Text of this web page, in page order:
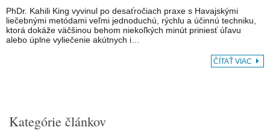
PhDr. Kahili King vyvinul po desaťročiach praxe s Havajskými
liečebnými metódami veľmi jednoduchú, rýchlu a účinnú techniku,
ktorá dokáže väčšinou behom niekoľkých minút priniesť úľavu
alebo úplne vyliečenie akútnych i…
ČÍTAŤ VIAC
Kategórie článkov